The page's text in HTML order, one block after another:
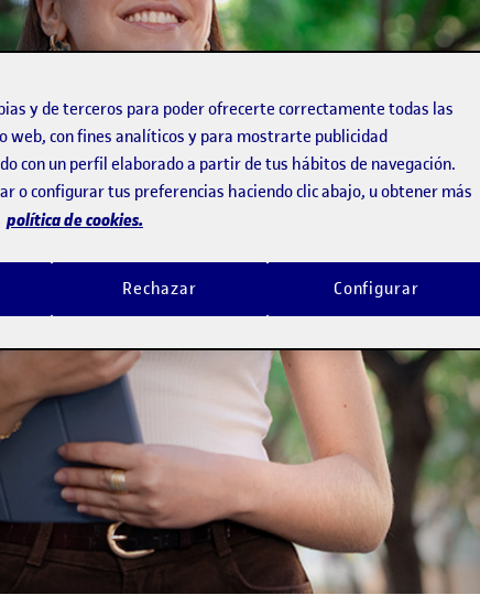
y de terceros para poder ofrecerte correctamente todas las
web, con fines analíticos y para mostrarte publicidad
con un perfil elaborado a partir de tus hábitos de navegación.
o configurar tus preferencias haciendo clic abajo, u obtener más
política de cookies.
Rechazar Configurar